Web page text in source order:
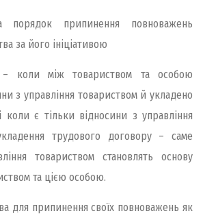
припинення повноважень
за його ініціативою
коли між товариством та особою
з управління товариством й укладено
коли є тільки відносини з управління
трудового договору – саме
товариством становлять основу
та цією особою.
для припинення своїх повноважень як